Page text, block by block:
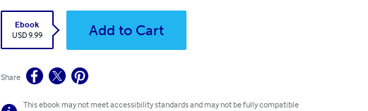
Ebook
USD 9.99
Add to Cart
Share
This ebook may not meet accessibility standards and may not be fully compatible